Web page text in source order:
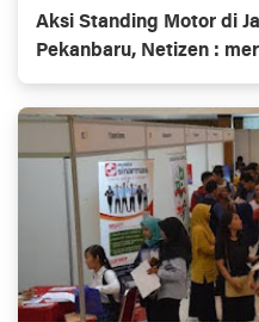
Aksi Standing Motor di
Pekanbaru, Netizen :